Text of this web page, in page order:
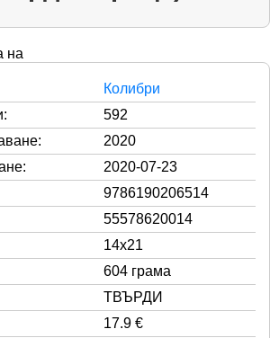
Колибри
592
2020
2020-07-23
9786190206514
55578620014
14x21
604 грама
ТВЪРДИ
17.9 €